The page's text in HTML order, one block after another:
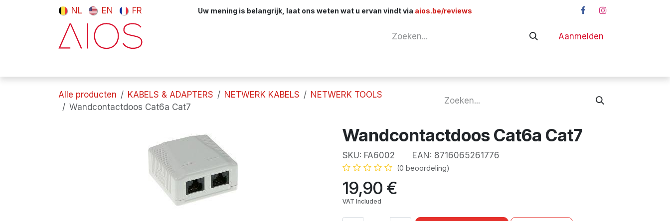
Overslaan naar inhoud
NL EN FR Uw mening is belangrijk, laat ons weten wat u ervan vindt via aios.be/reviews
Aanmelden
Alle producten KABELS & ADAPTERS NETWERK KABELS
NETWERK TOOLS
Wandcontactdoos Cat6a Cat7
Wandcontactdoos Cat6a Cat7
SKU: FA6002 EAN: 8716065261776
(0 beoordeling)
19,90 €
VAT Included